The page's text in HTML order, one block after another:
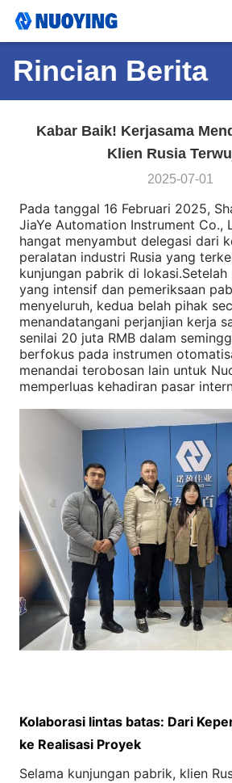
Rincian Berita
Kabar Baik! Kerjasama
Klien Rusia
2025-07-01
Pada tanggal 16 Februari 2025,
JiaYe Automation Instrument Co.,
hangat menyambut delegasi dari
peralatan industri Rusia yang
kunjungan pabrik di
yang intensif dan pemeriksaan
menyeluruh, kedua belah pihak
menandatangani perjanjian kerja
senilai 20 juta RMB dalam
berfokus pada instrumen
menandai terobosan lain untuk
memperluas kehadiran pasar
Kolaborasi lintas batas: Dari
ke Realisasi Proyek
Selama kunjungan pabrik, klien